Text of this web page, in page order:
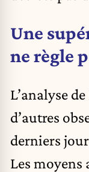
Une
ne règle
L’analyse
d’autres
derniers
Les moyens